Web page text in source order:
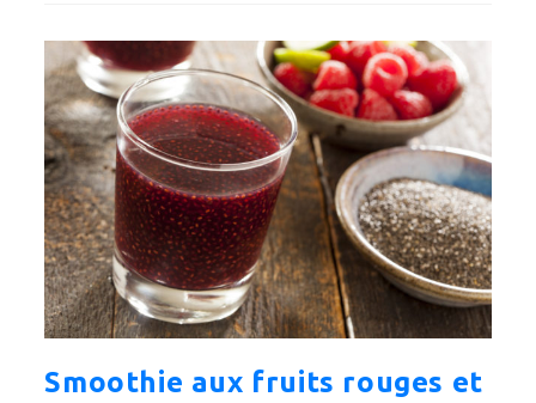
Smoothie aux fruits rouges et